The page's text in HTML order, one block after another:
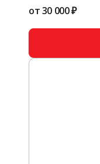
от30 000 ₽